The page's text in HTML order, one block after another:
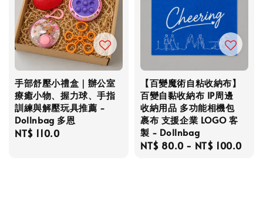
手部舒壓小禮盒｜辦公室
療癒小物、握力球、手指
訓練與解壓玩具推薦 -
Dollnbag 多恩
Regular
NT$ 110.0
【百變魔術自粘收納布】
百變自黏收納布 IP周邊
收納用品 多功能相機包
裹布 支援企業 LOGO 客
製 - Dollnbag
Regular
NT$ 80.0 - NT$ 100.0